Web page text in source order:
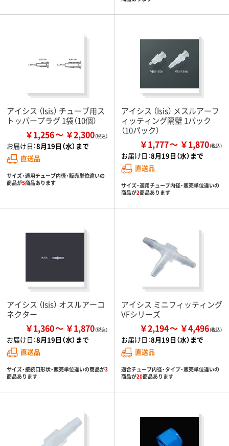
アイシス （Isis） チューブ用ス
トッパープラグ 1袋（10個）
￥1,256 ￥2,300
お届け日：8月19日（水）まで
直送品
サイズ・適用チューブ内径・販売単位違いの
商品が5商品あります
アイシス （Isis） メスルアーフ
ィッティング隔壁 1パック
（10パック）
￥1,777 ￥1,870
お届け日：8月19日（水）まで
直送品
サイズ・適用チューブ内径・販売単位違いの
商品が2商品あります
アイシス （Isis） オスルアーコ
ネクター
￥1,360 ￥1,870
お届け日：8月19日（水）まで
直送品
サイズ・接続口形状・販売単位違いの商品が3
商品あります
アイシス ミニフィッティング
VFシリーズ
￥2,194 ￥4,496
お届け日：8月19日（水）まで
直送品
適合チューブ内径・タイプ・販売単位違いの
商品が20商品あります